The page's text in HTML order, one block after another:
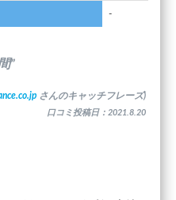
-
”
さんのキャッチフレーズ)
口コミ投稿日：2021.8.20